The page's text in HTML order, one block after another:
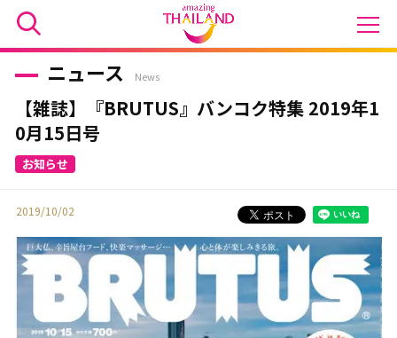
ニュース News
【雑誌】『BRUTUS』バンコク特集 2019年1
0月15日号
2019/10/02